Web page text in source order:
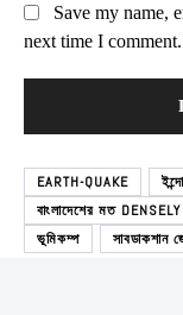
Save my name,
next time I comment.
EARTH-QUAKE
বাংলাদেশের মত
ভূমিকম্প
সাবডাকশান